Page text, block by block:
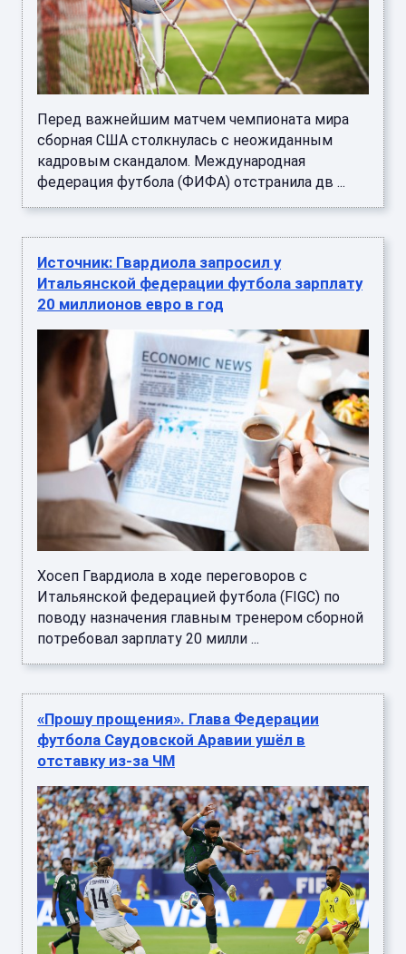
Перед важнейшим матчем чемпионата мира
сборная США столкнулась с неожиданным
кадровым скандалом. Международная
федерация футбола (ФИФА) отстранила дв ...
Источник: Гвардиола запросил у
Итальянской федерации футбола зарплату
20 миллионов евро в год
Хосеп Гвардиола в ходе переговоров с
Итальянской федерацией футбола (FIGC) по
поводу назначения главным тренером сборной
потребовал зарплату 20 милли ...
«Прошу прощения». Глава Федерации
футбола Саудовской Аравии ушёл в
отставку из-за ЧМ